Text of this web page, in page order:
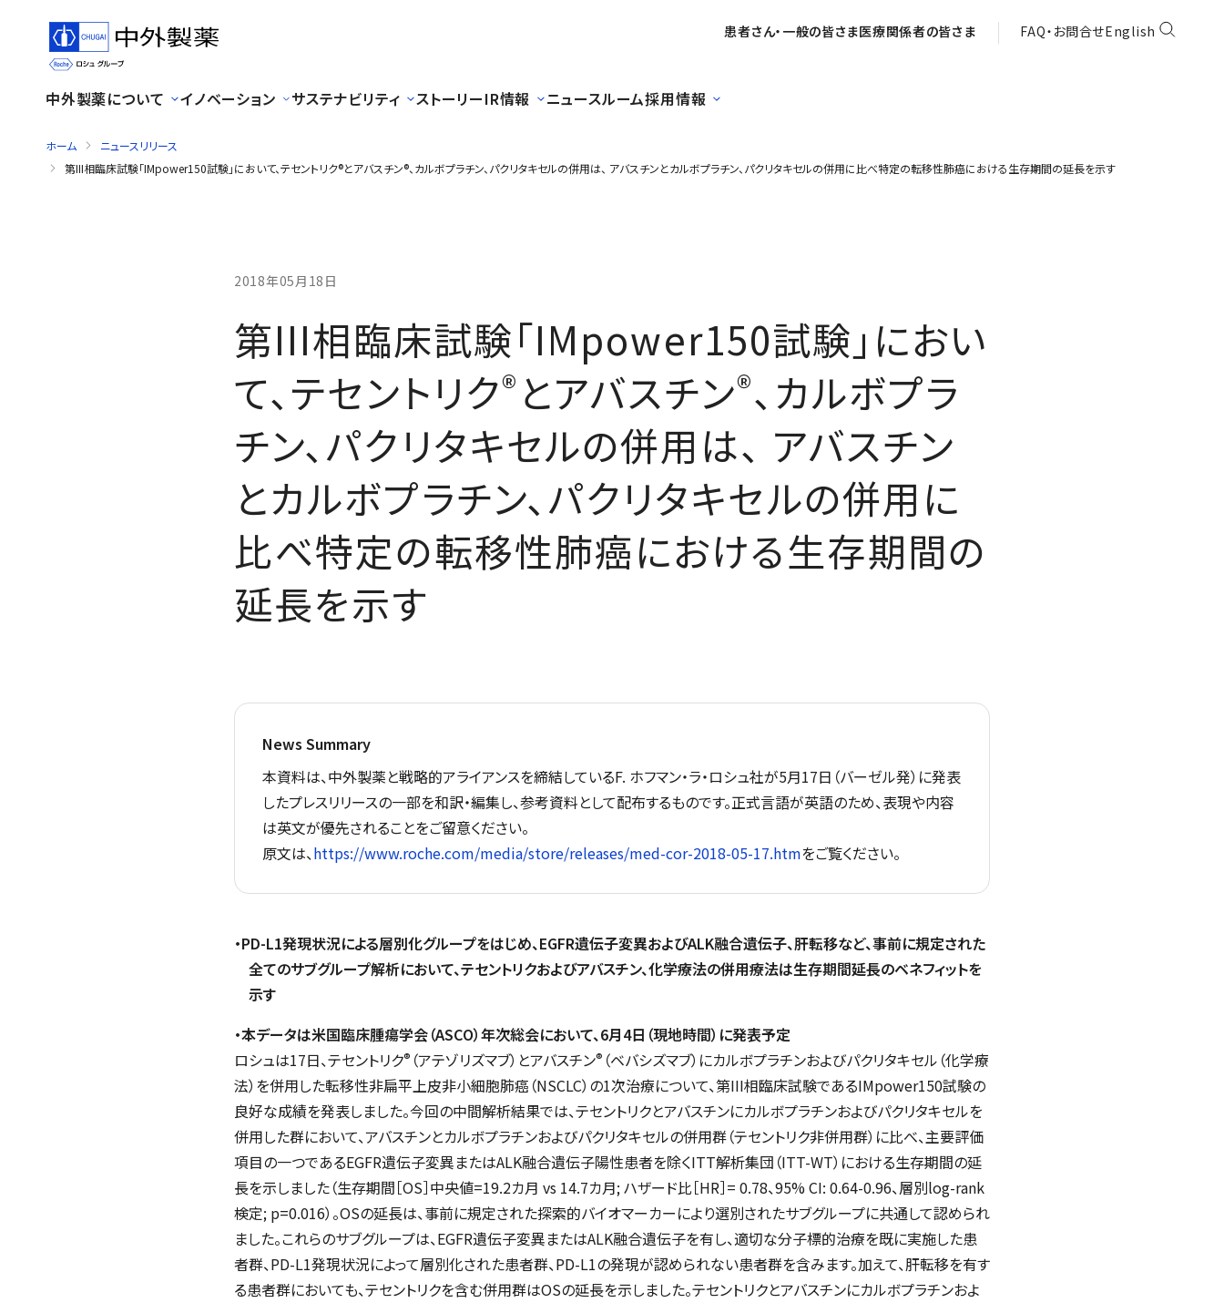
患者さん・一般の皆さま医療関係者の皆さま FAQ・お問合せEnglish
中外製薬について イノベーション サステナビリティ ストーリーIR情報 ニュースルーム採用情報
ホーム
ニュースリリース
第III相臨床試験「IMpower150試験」において、テセントリク®とアバスチン®、カルボプラチン、パクリタキセルの併用は、 アバスチンとカルボプラチン、パクリタキセルの併用に比べ特定の転移性肺癌における生存期間の延長を示す
2018年05月18日
第III相臨床試験「IMpower150試験」におい
て、テセントリク® とアバスチン®、カルボプラ
チン、パクリタキセルの併用は、 アバスチン
とカルボプラチン、パクリタキセルの併用に
比べ特定の転移性肺癌における生存期間の
延長を示す
News Summary
本資料は、中外製薬と戦略的アライアンスを締結しているF. ホフマン・ラ・ロシュ社が5月17日（バーゼル発）に発表
したプレスリリースの一部を和訳・編集し、参考資料として配布するものです。正式言語が英語のため、表現や内容
は英文が優先されることをご留意ください。
原文は、https://www.roche.com/media/store/releases/med-cor-2018-05-17.htmをご覧ください。
・PD-L1発現状況による層別化グループをはじめ、EGFR遺伝子変異およびALK融合遺伝子、肝転移など、事前に規定された
全てのサブグループ解析において、テセントリクおよびアバスチン、化学療法の併用療法は生存期間延長のベネフィットを
示す
・本データは米国臨床腫瘍学会（ASCO）年次総会において、6月4日（現地時間）に発表予定
ロシュは17日、テセントリク® （アテゾリズマブ）とアバスチン® （ベバシズマブ）にカルボプラチンおよびパクリタキセル（化学療
法）を併用した転移性非扁平上皮非小細胞肺癌（NSCLC）の1次治療について、第III相臨床試験であるIMpower150試験の
良好な成績を発表しました。今回の中間解析結果では、テセントリクとアバスチンにカルボプラチンおよびパクリタキセルを
併用した群において、アバスチンとカルボプラチンおよびパクリタキセルの併用群（テセントリク非併用群）に比べ、主要評価
項目の一つであるEGFR遺伝子変異またはALK融合遺伝子陽性患者を除くITT解析集団（ITT-WT）における生存期間の延
長を示しました（生存期間［OS］中央値=19.2カ月 vs 14.7カ月; ハザード比［HR］= 0.78、95% CI: 0.64-0.96、層別log-rank
検定; p=0.016）。OSの延長は、事前に規定された探索的バイオマーカーにより選別されたサブグループに共通して認められ
ました。これらのサブグループは、EGFR遺伝子変異またはALK融合遺伝子を有し、適切な分子標的治療を既に実施した患
者群、PD-L1発現状況によって層別化された患者群、PD-L1の発現が認められない患者群を含みます。加えて、肝転移を有す
る患者群においても、テセントリクを含む併用群はOSの延長を示しました。テセントリクとアバスチンにカルボプラチンおよ